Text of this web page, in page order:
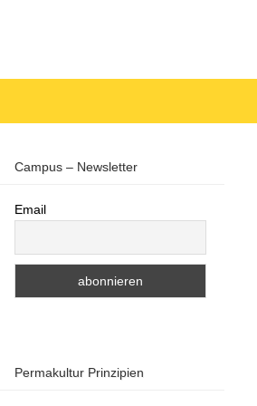
Campus – Newsletter
Email
Permakultur Prinzipien